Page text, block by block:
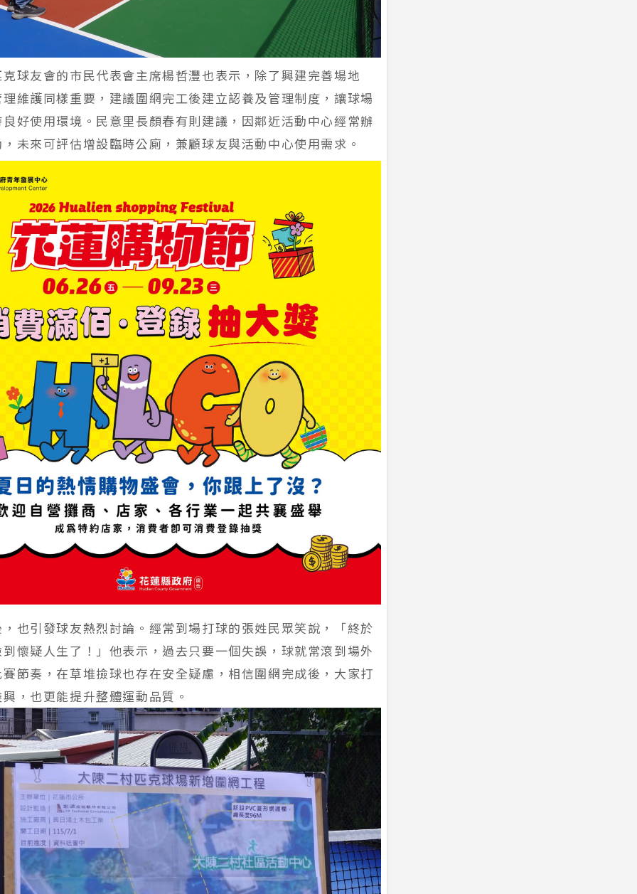
球友會的市民代表會主席楊哲灃也表示，除了興建完善場地
維護同樣重要，建議圍網完工後建立認養及管理制度，讓球場
好使用環境。民意里長顏春有則建議，因鄰近活動中心經常辦
未來可評估增設臨時公廁，兼顧球友與活動中心使用需求。
也引發球友熱烈討論。經常到場打球的張姓民眾笑說，「終於
懷疑人生了！」他表示，過去只要一個失誤，球就常滾到場外
節奏，在草堆撿球也存在安全疑慮，相信圍網完成後，大家打
，也更能提升整體運動品質。